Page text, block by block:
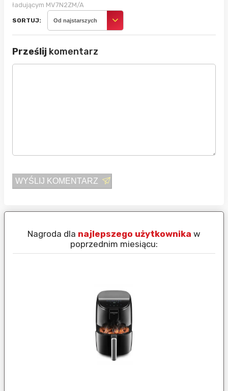
ładującym MV7N2ZM/A
SORTUJ: Od najstarszych
Prześlij komentarz
WYŚLIJ KOMENTARZ
Nagroda dla najlepszego użytkownika w
poprzednim miesiącu: